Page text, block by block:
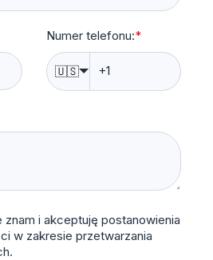
Numer telefonu:*
🇺🇸
i akceptuję postanowienia
w zakresie przetwarzania